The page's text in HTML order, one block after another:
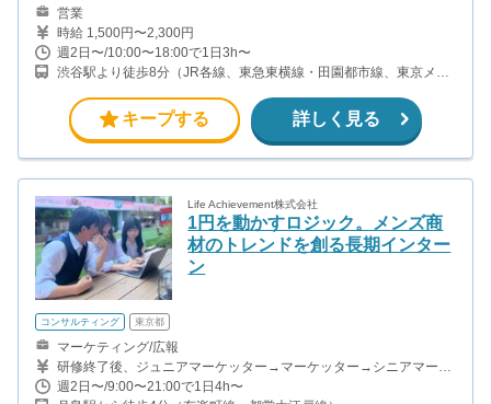
営業
時給 1,500円〜2,300円
週2日〜/10:00〜18:00で1日3h〜
渋谷駅より徒歩8分（JR各線、東急東横線・田園都市線、東京メト
トロ日比谷線）
キープする 詳しく見る
Life Achievement株式会社
1円を動かすロジック。メンズ商
材のトレンドを創る長期インター
ン
コンサルティング 東京都
マーケティング/広報
研修終了後、ジュニアマーケッター→マーケッター→シニアマーケ
ッター→副主任→主任→マネージャーと昇格していきます。 ・ジュ
ニアマーケッター＆マーケッター＆シニアマーケッター SNSアカウ
週2日〜/9:00〜21:00で1日4h〜